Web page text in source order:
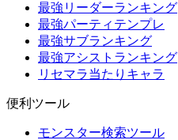
最強リーダーランキング
最強パーティテンプレ
最強サブランキング
最強アシストランキング
リセマラ当たりキャラ
便利ツール
モンスター検索ツール